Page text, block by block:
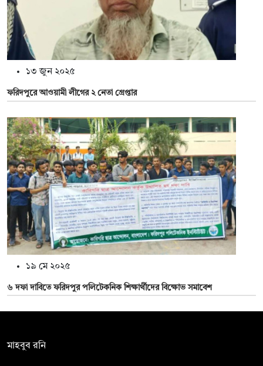
১৩ জুন ২০২৫
ফরিদপুরে আওয়ামী লীগের ২ নেতা গ্রেপ্তার
১৯ মে ২০২৫
৬ দফা দাবিতে ফরিদপুর পলিটেকনিক শিক্ষার্থীদের বিক্ষোভ সমাবেশ
মাহবুব রনি